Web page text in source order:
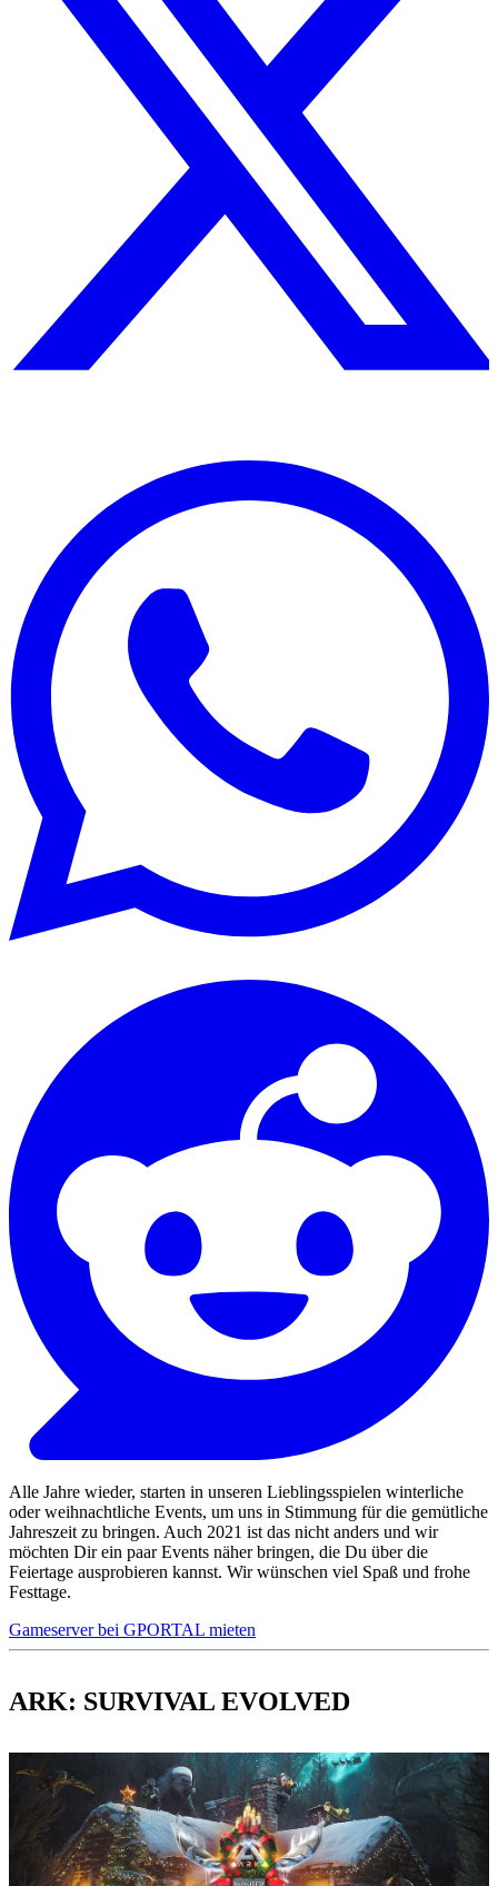
Alle Jahre wieder, starten in unseren Lieblingsspielen winterliche
oder weihnachtliche Events, um uns in Stimmung für die gemütliche
Jahreszeit zu bringen. Auch 2021 ist das nicht anders und wir
möchten Dir ein paar Events näher bringen, die Du über die
Feiertage ausprobieren kannst. Wir wünschen viel Spaß und frohe
Festtage.
Gameserver bei GPORTAL mieten
ARK: SURVIVAL EVOLVED